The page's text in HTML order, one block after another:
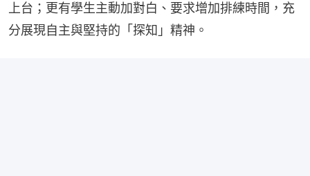
上台；更有學生主動加對白、要求增加排練時間，充
分展現自主與堅持的「探知」精神。